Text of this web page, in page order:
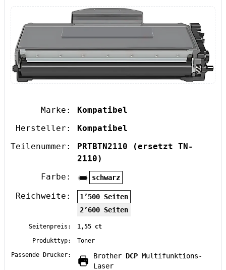
Marke:
Kompatibel
Hersteller:
Kompatibel
Teilenummer:
PRTBTN2110
(ersetzt TN-
2110)
Farbe:
schwarz
Reichweite:
1’500 Seiten
2’600 Seiten
Seitenpreis:
1,55 ct
Produkttyp:
Toner
Passende Drucker:
Brother DCP Multifunktions-
Laser